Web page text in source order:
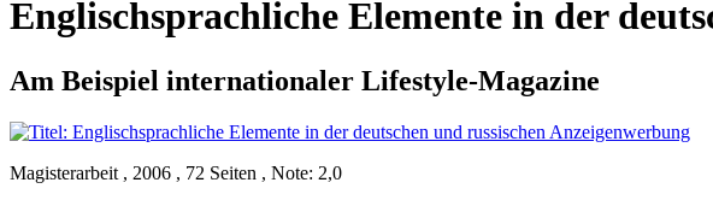
Englischsprachliche Elemente in der
Am Beispiel internationaler Lifestyle-Magazine
Magisterarbeit , 2006 , 72 Seiten , Note: 2,0